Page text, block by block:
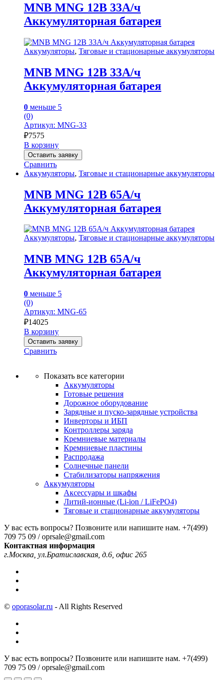
MNB MNG 12В 33А/ч
Аккумуляторная батарея
Аккумуляторы, Тяговые и стационарные аккумуляторы
MNB MNG 12В 33А/ч
Аккумуляторная батарея
0 меньше 5
(0)
Артикул: MNG-33
₽7575
В корзину
Оставить заявку
Сравнить
Аккумуляторы, Тяговые и стационарные аккумуляторы
MNB MNG 12В 65А/ч
Аккумуляторная батарея
Аккумуляторы, Тяговые и стационарные аккумуляторы
MNB MNG 12В 65А/ч
Аккумуляторная батарея
0 меньше 5
(0)
Артикул: MNG-65
₽14025
В корзину
Оставить заявку
Сравнить
Показать все категории
Аккумуляторы
Готовые решения
Дорожное оборудование
Зарядные и пуско-зарядные устройства
Инверторы и ИБП
Контроллеры заряда
Кремниевые материалы
Кремниевые пластины
Распродажа
Солнечные панели
Стабилизаторы напряжения
Аккумуляторы
Аксессуары и шкафы
Литий-ионные (Li-ion / LiFePO4)
Тяговые и стационарные аккумуляторы
У вас есть вопросы? Позвоните или напишите нам. +7(499)
709 75 09 / oprsale@gmail.com
Контактная информация
г.Москва, ул.Братиславская, д.6, офис 265
© oporasolar.ru - All Rights Reserved
У вас есть вопросы? Позвоните или напишите нам. +7(499)
709 75 09 / oprsale@gmail.com